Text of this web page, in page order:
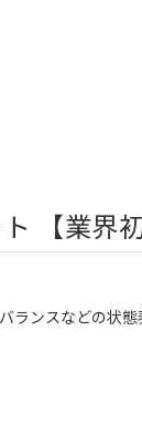
【業界初
ランスなどの状